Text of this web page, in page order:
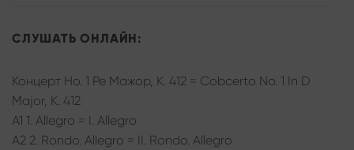
СЛУШАТЬ ОНЛАЙН:
Концерт Но. 1 Ре Мажор, К. 412 = Cobcerto No. 1 In D
Major, K. 412
A1 1. Allegro = I. Allegro
A2 2. Rondo. Allegro = II. Rondo. Allegro